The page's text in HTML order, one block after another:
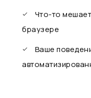
Что-то
браузере
Ваше